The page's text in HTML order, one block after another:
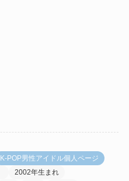
K-POP男性アイドル個人ページ
2002年生まれ